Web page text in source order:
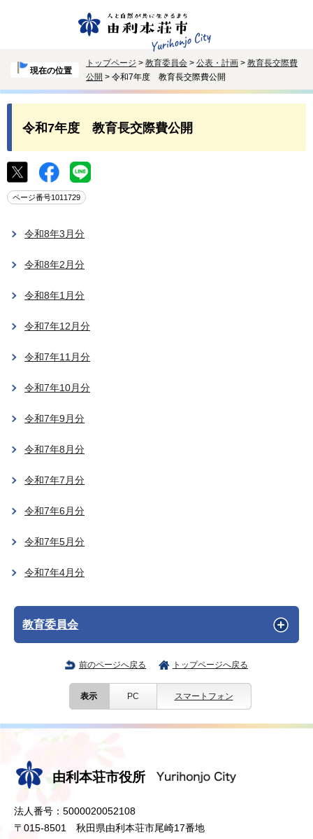
現在の位置
トップページ > 教育委員会 > 公表・計画 > 教育長交際費
公開 > 令和7年度 教育長交際費公開
令和7年度 教育長交際費公開
ページ番号1011729
令和8年3月分
令和8年2月分
令和8年1月分
令和7年12月分
令和7年11月分
令和7年10月分
令和7年9月分
令和7年8月分
令和7年7月分
令和7年6月分
令和7年5月分
令和7年4月分
教育委員会
前のページへ戻る トップページへ戻る
表示 PC スマートフォン
由利本荘市役所
法人番号：5000020052108
〒015-8501 秋田県由利本荘市尾崎17番地